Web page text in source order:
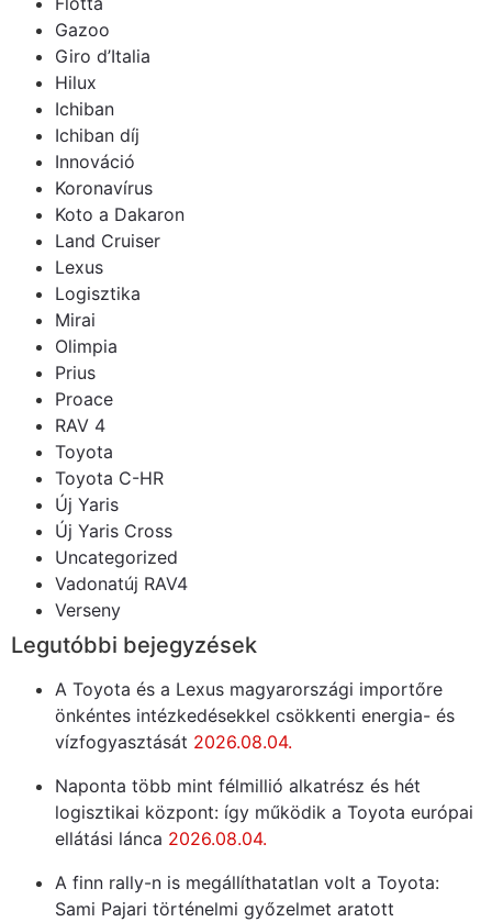
Gazoo
Giro d’Italia
Hilux
Ichiban
Ichiban díj
Innováció
Koronavírus
Koto a Dakaron
Land Cruiser
Lexus
Logisztika
Mirai
Olimpia
Prius
Proace
RAV 4
Toyota
Toyota C-HR
Új Yaris
Új Yaris Cross
Uncategorized
Vadonatúj RAV4
Verseny
Legutóbbi bejegyzések
A Toyota és a Lexus magyarországi importőre
önkéntes intézkedésekkel csökkenti energia- és
vízfogyasztását 2026.08.04.
Naponta több mint félmillió alkatrész és hét
logisztikai központ: így működik a Toyota európai
ellátási lánca 2026.08.04.
A finn rally-n is megállíthatatlan volt a Toyota:
Sami Pajari történelmi győzelmet aratott